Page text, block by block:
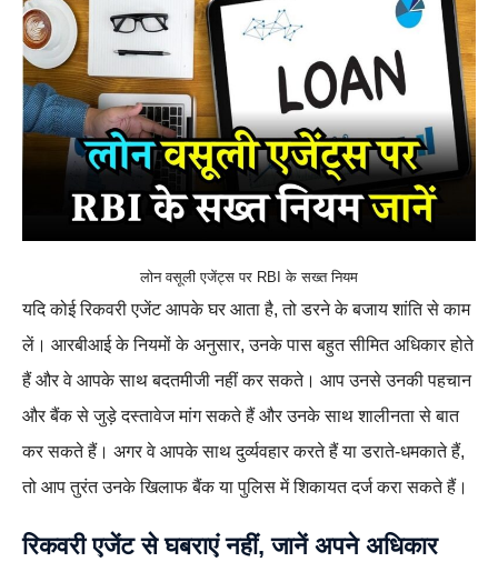
लोन वसूली एजेंट्स पर RBI के सख्त नियम
यदि कोई रिकवरी एजेंट आपके घर आता है, तो डरने के बजाय शांति से काम
लें। आरबीआई के नियमों के अनुसार, उनके पास बहुत सीमित अधिकार होते
हैं और वे आपके साथ बदतमीजी नहीं कर सकते। आप उनसे उनकी पहचान
और बैंक से जुड़े दस्तावेज मांग सकते हैं और उनके साथ शालीनता से बात
कर सकते हैं। अगर वे आपके साथ दुर्व्यवहार करते हैं या डराते-धमकाते हैं,
तो आप तुरंत उनके खिलाफ बैंक या पुलिस में शिकायत दर्ज करा सकते हैं।
रिकवरी एजेंट से घबराएं नहीं, जानें अपने अधिकार